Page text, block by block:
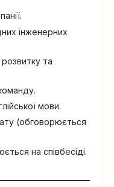
інженерних
та
мови.
(обговорюється
на співбесіді.